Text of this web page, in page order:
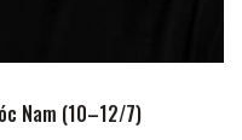
Nam (10–12/7)